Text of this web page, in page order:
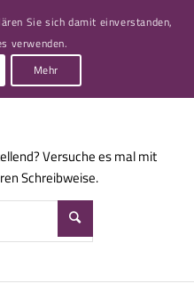
Versuche es mal mit
Schreibweise.
Sie sich damit einverstanden,
verwenden.
Mehr